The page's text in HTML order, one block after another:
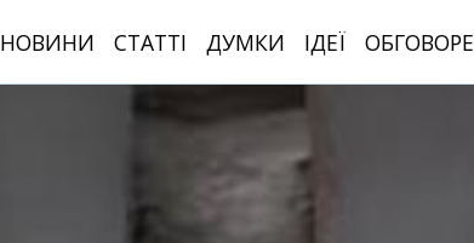
НОВИНИ СТАТТІ ДУМКИ ІДЕЇ